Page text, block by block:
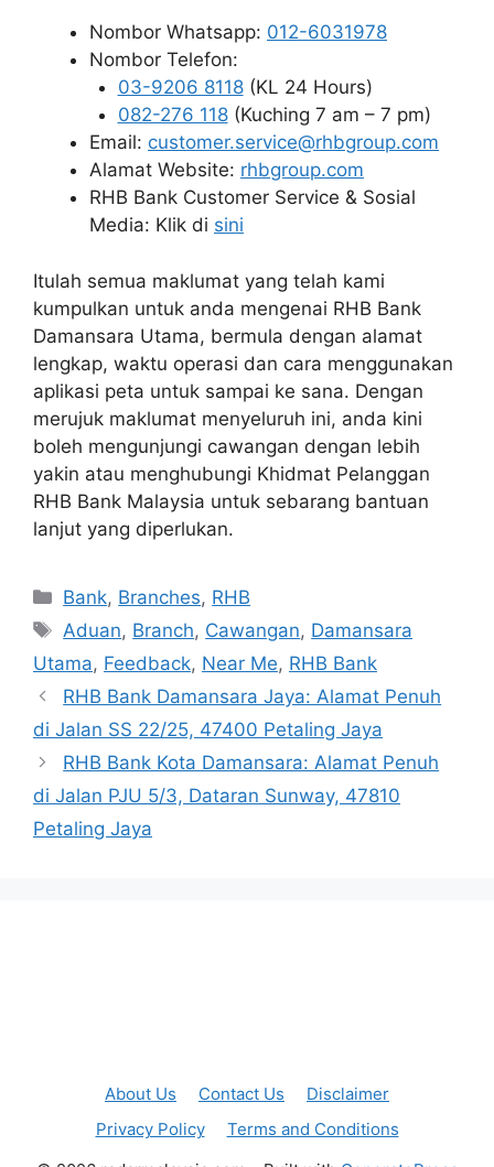
Nombor Whatsapp: 012-6031978
Nombor Telefon:
03-9206 8118(KL 24 Hours)
082-276 118(Kuching 7 am – 7 pm)
Email: customer.service@rhbgroup.com
Alamat Website: rhbgroup.com
RHB Bank Customer Service & Sosial
Media: Klik di sini
Itulah semua maklumat yang telah kami
kumpulkan untuk anda mengenai RHB Bank
Damansara Utama, bermula dengan alamat
lengkap, waktu operasi dan cara menggunakan
aplikasi peta untuk sampai ke sana. Dengan
merujuk maklumat menyeluruh ini, anda kini
boleh mengunjungi cawangan dengan lebih
yakin atau menghubungi Khidmat Pelanggan
RHB Bank Malaysia untuk sebarang bantuan
lanjut yang diperlukan.
Categories
Bank, Branches, RHB
Tags
Aduan, Branch, Cawangan, Damansara
Utama, Feedback, Near Me, RHB Bank
RHB Bank Damansara Jaya: Alamat Penuh
di Jalan SS 22/25, 47400 Petaling Jaya
RHB Bank Kota Damansara: Alamat Penuh
di Jalan PJU 5/3, Dataran Sunway, 47810
Petaling Jaya
About Us Contact Us
Disclaimer
Privacy Policy
Terms and Conditions